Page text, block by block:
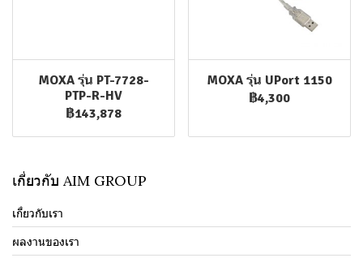
MOXA รุ่น PT-7728-
PTP-R-HV
฿143,878
MOXA รุ่น UPort 1150
฿4,300
เกี่ยวกับ AIM GROUP
เกี่ยวกับเรา
ผลงานของเรา